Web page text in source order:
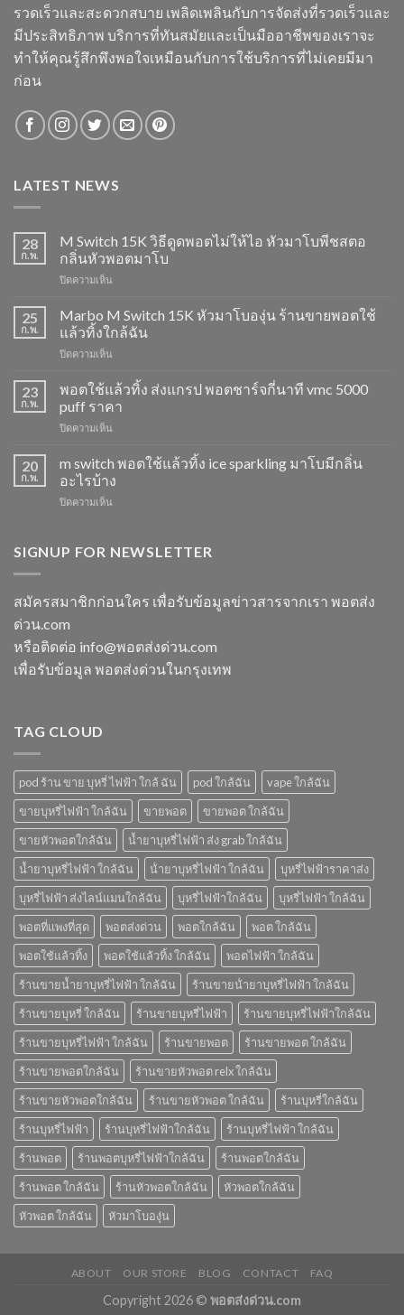
รวดเร็วและสะดวกสบาย เพลิดเพลินกับการจัดส่งที่รวดเร็วและ
มีประสิทธิภาพ บริการที่ทันสมัยและเป็นมืออาชีพของเราจะ
ทำให้คุณรู้สึกพึงพอใจเหมือนกับการใช้บริการที่ไม่เคยมีมา
ก่อน
LATEST NEWS
28
ก.พ.
M Switch 15K วิธีดูดพอตไม่ให้ไอ หัวมาโบพีชสตอ
กลิ่นหัวพอตมาโบ
ปิดความเห็น
Switch
15K
วิธี
ดูด
ไม่
ให้
หัว
โบ
พีช
กลิ่น
ตมา
25
ก.พ.
Marbo M Switch 15K หัวมาโบองุ่น ร้านขายพอตใช้
แล้วทิ้งใกล้ฉัน
ปิดความเห็น
M
Switch
15K
หัว
โบ
องุ่น
ขาย
แล้ว
ฉัน
23
ก.พ.
พอตใช้แล้วทิ้ง ส่งแกรป พอตชาร์จกี่นาที vmc 5000
puff ราคา
ปิดความเห็น
แล้ว
ทิ้ง
ส่ง
ชาร์จ
vmc
5000
ราคา
20
ก.พ.
m switch พอตใช้แล้วทิ้ง ice sparkling มาโบมีกลิ่น
อะไรบ้าง
ปิดความเห็น
พอต
ice
โบ
มี
SIGNUP FOR NEWSLETTER
สมัครสมาชิกก่อนใคร เพื่อรับข้อมูลข่าวสารจากเรา พอตส่ง
ด่วน.com
หรือติดต่อ info@พอตส่งด่วน.com
เพื่อรับข้อมูล พอตส่งด่วนในกรุงเทพ
TAG CLOUD
pod ร้าน ขาย บุหรี่ ไฟฟ้า ใกล้ ฉัน pod ใกล้ฉัน
vape ใกล้ฉัน
ขายบุหรี่ไฟฟ้า ใกล้ฉัน
ขายพอต
ขายพอต ใกล้ฉัน
ขายหัวพอตใกล้ฉัน
น้ำยาบุหรี่ไฟฟ้า ส่ง grab ใกล้ฉัน
น้ำยาบุหรี่ไฟฟ้า ใกล้ฉัน
น้ํายาบุหรี่ไฟฟ้า ใกล้ฉัน
บุหรี่ไฟฟ้าราคาส่ง
บุหรี่ไฟฟ้า ส่งไลน์แมนใกล้ฉัน
บุหรี่ไฟฟ้าใกล้ฉัน
บุหรี่ไฟฟ้า ใกล้ฉัน
พอตที่แพงที่สุด
พอตส่งด่วน พอตใกล้ฉัน
พอต ใกล้ฉัน
พอตใช้แล้วทิ้ง
พอตใช้แล้วทิ้ง ใกล้ฉัน
พอตไฟฟ้า ใกล้ฉัน
ร้านขายน้ำยาบุหรี่ไฟฟ้า ใกล้ฉัน
ร้านขายน้ํายาบุหรี่ไฟฟ้า ใกล้ฉัน
ร้านขายบุหรี่ ใกล้ฉัน
ร้านขายบุหรี่ไฟฟ้า
ร้านขายบุหรี่ไฟฟ้าใกล้ฉัน
ร้านขายบุหรี่ไฟฟ้า ใกล้ฉัน
ร้านขายพอต
ร้านขายพอต ใกล้ฉัน
ร้านขายพอตใกล้ฉัน
ร้านขายหัวพอต relx ใกล้ฉัน
ร้านขายหัวพอตใกล้ฉัน
ร้านขายหัวพอต ใกล้ฉัน
ร้านบุหรี่ใกล้ฉัน
ร้านบุหรี่ไฟฟ้า
ร้านบุหรี่ไฟฟ้าใกล้ฉัน
ร้านบุหรี่ไฟฟ้า ใกล้ฉัน
ร้านพอต
ร้านพอตบุหรี่ไฟฟ้าใกล้ฉัน
ร้านพอตใกล้ฉัน
ร้านพอต ใกล้ฉัน
ร้านหัวพอตใกล้ฉัน
หัวพอตใกล้ฉัน
หัวพอต ใกล้ฉัน
หัวมาโบองุ่น
ABOUT OUR STORE BLOG CONTACT FAQ
Copyright 2026 © พอตส่งด่วน.com